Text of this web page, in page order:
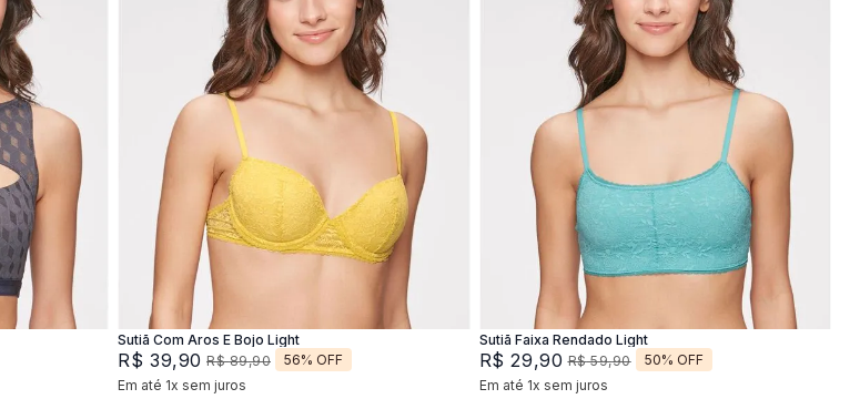
XG 44 46
Sutiã Com Aros E Bojo Light
R$ 39,90 R$ 89,90 56% OFF
Em até 1x sem juros
P M G
Sutiã Faixa Rendado Light
R$ 29,90 R$ 59,90 50% OFF
Em até 1x sem juros